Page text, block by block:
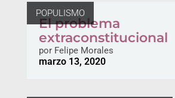
POPULISMO
El problema
extraconstitucional
porFelipe Morales
marzo 13, 2020